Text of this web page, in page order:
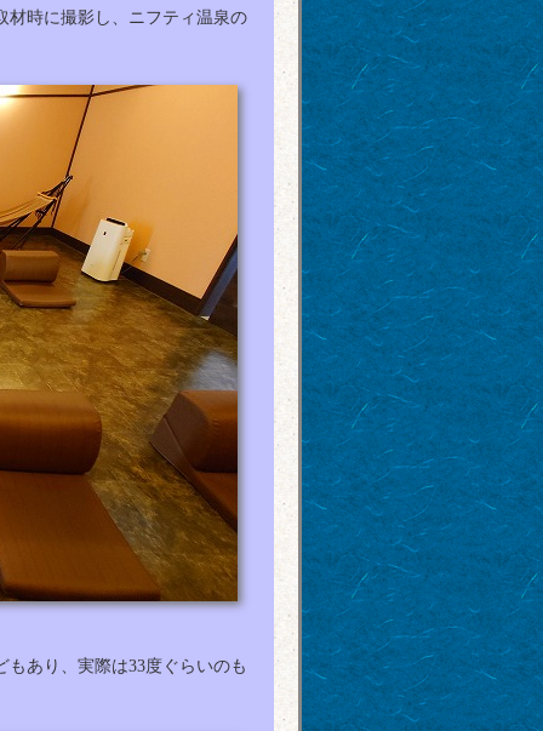
材時に撮影し、ニフティ温泉の
あり、実際は33度ぐらいのも